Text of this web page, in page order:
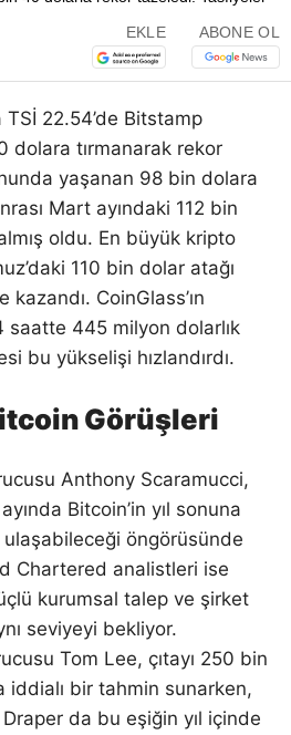
EKLE ABONE OL
TSİ 22.54’de Bitstamp
dolara tırmanarak rekor
yaşanan 98 bin dolara
Mart ayındaki 112 bin
oldu. En büyük kripto
110 bin dolar atağı
CoinGlass’ın
saatte 445 milyon dolarlık
bu yükselişi hızlandırdı.
Görüşleri
Anthony Scaramucci,
Bitcoin’in yıl sonuna
öngörüsünde
Chartered analistleri ise
kurumsal talep ve şirket
seviyeyi bekliyor.
Tom Lee, çıtayı 250 bin
iddialı bir tahmin sunarken,
da bu eşiğin yıl içinde